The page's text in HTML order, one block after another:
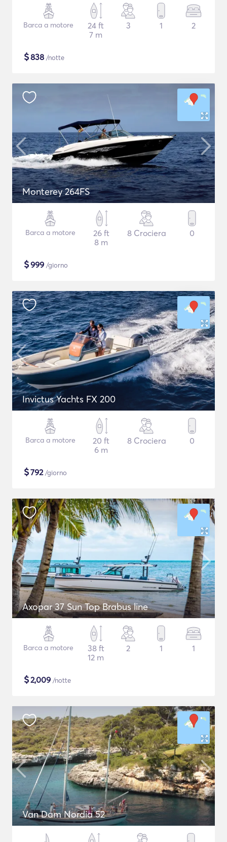
Barca a motore
24 ft
7 m
3 1 2
$838 /notte
Monterey 264FS
Barca a motore
26 ft
8 m
8 Crociera 0
$999 /giorno
Invictus Yachts FX 200
Barca a motore
20 ft
6 m
8 Crociera 0
$792/giorno
Axopar 37 Sun Top Brabus line
Barca a motore
38 ft
12 m
2 1 1
$2,009 /notte
Van Dam Nordia 52